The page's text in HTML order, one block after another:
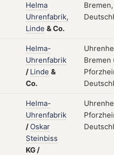
Helma
Uhrenfabrik,
Linde &Co.
Bremen,
Helma-
Uhrenfabrik
/ Linde &
Co.
Bremen
Helma-
Uhrenfabrik
/ Oskar
Steinbiss
KG/